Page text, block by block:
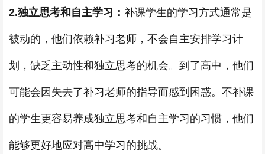
2.独立思考和自主学习： 补课学生的学习方式通常是
被动的，他们依赖补习老师，不会自主安排学习计
划，缺乏主动性和独立思考的机会。到了高中，他们
可能会因失去了补习老师的指导而感到困惑。不补课
的学生更容易养成独立思考和自主学习的习惯，他们
能够更好地应对高中学习的挑战。